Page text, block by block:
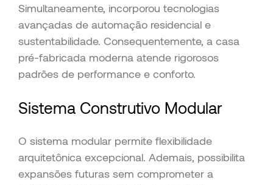
Simultaneamente, incorporou tecnologias
avançadas de automação residencial e
sustentabilidade. Consequentemente, a casa
pré-fabricada moderna atende rigorosos
padrões de performance e conforto.
Sistema Construtivo Modular
O sistema modular permite flexibilidade
arquitetônica excepcional. Ademais, possibilita
expansões futuras sem comprometer a